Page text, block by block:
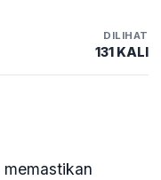
DILIHAT
131 KALI